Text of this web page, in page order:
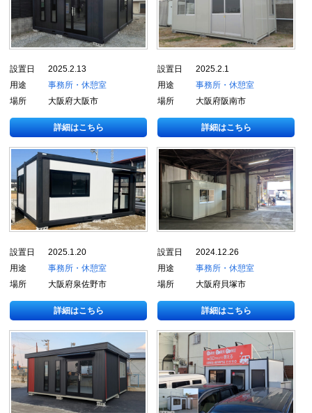
設置日
2025.2.13
用途
事務所・休憩室
場所
大阪府大阪市
詳細はこちら
設置日
2025.2.1
用途
事務所・休憩室
場所
大阪府阪南市
詳細はこちら
設置日
2025.1.20
用途
事務所・休憩室
場所
大阪府泉佐野市
詳細はこちら
設置日
2024.12.26
用途
事務所・休憩室
場所
大阪府貝塚市
詳細はこちら